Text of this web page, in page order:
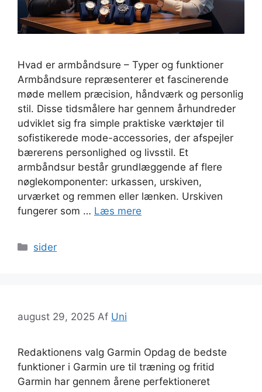
Hvad er armbåndsure – Typer og funktioner
Armbåndsure repræsenterer et fascinerende
møde mellem præcision, håndværk og personlig
stil. Disse tidsmålere har gennem århundreder
udviklet sig fra simple praktiske værktøjer til
sofistikerede mode-accessories, der afspejler
bærerens personlighed og livsstil. Et
armbåndsur består grundlæggende af flere
nøglekomponenter: urkassen, urskiven,
urværket og remmen eller lænken. Urskiven
fungerer som … Læs mere
Kategorier
sider
august 29, 2025 Af Uni
Redaktionens valg Garmin Opdag de bedste
funktioner i Garmin ure til træning og fritid
Garmin har gennem årene perfektioneret